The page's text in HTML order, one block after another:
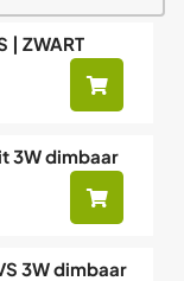
| ZWART
3W dimbaar
3W dimbaar